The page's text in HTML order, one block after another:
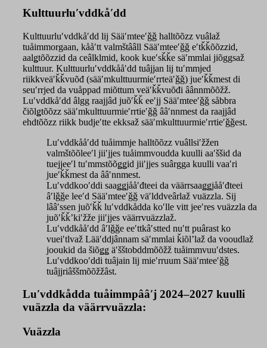
Kulttuurluʹvddkåʹdd
Kulttuurluʹvddkåʹdd lij Sääʹmteeʹǧǧ halltõõzz vuâlaž
tuåimmorgaan, kååʹtt valmštââll Sääʹmteeʹǧǧ eʹtǩǩõõzzid,
aalǥtõõzzid da ceâlklmid, kook kueʹsǩǩe säʹmmlai jiõggsaž
kulttuur. Kulttuurluʹvddkååʹdd tuâjjan lij tuʹmmjed
riikkveäʹǩǩvuõđ (sääʹmkulttuurmieʹrrteäʹǧǧ) jueʹǩǩmest di
seuʹrrjed da vuåppad miõttum veäʹǩǩvuõđi âânnmõõžž.
Luʹvddkåʹdd âlgg raajjâd juõʹǩǩ eeʹjj Sääʹmteeʹǧǧ såbbra
čiõlǥtõõzz sääʹmkulttuurmieʹrrtieʹǧǧ ââʹnnmest da raajjâd
ehdtõõzz riikk budjeʹtte ekksaž sääʹmkulttuurmieʹrrtieʹǧǧest.
Luʹvddkååʹdd tuåimmje halltõõzz vuâllsiʹžžen
valmštõõleeʹl jiiʹjjes tuåimmvoudda kuulli aaʹššid da
tuejjeeʹl tuʹmmstõõǥǥid jiiʹjjes suârgga kuulli vaaʹri
jueʹǩǩmest da ââʹnnmest.
Luʹvddkooʹddi saaǥǥjååʹđteei da väärrsaaǥǥjååʹđteei
âʹlǧǧe leeʹd Sääʹmteeʹǧǧ väʹlddveârlaž vuäzzla. Sij
lââʹssen juõʹǩǩ luʹvddkådda koʹlle vitt jeeʹres vuäzzla da
juõʹǩǩʼkiʹžže jiiʹjjes väärrvuäzzlaž.
Luʹvddkååʹdd âʹlǧǧe eeʹttkâʹstted nuʹtt puârast ko
vueiʹtlvaž Lääʹddjânnam säʹmmlai ǩiõlʼlaž da vooudlaž
jooukid da šiõǥǥ äʹšštobddmõõžž tuåimmvuuʹdstes.
Luʹvddkooʹddi tuâjain lij mieʹrruum Sääʹmteeʹǧǧ
tuâjjriâššmõõžžâst.
Luʹvddkådda tuåimmpââʹj 2024–2027 kuulli
vuäzzla da väärrvuäzzla:
Vuäzzla